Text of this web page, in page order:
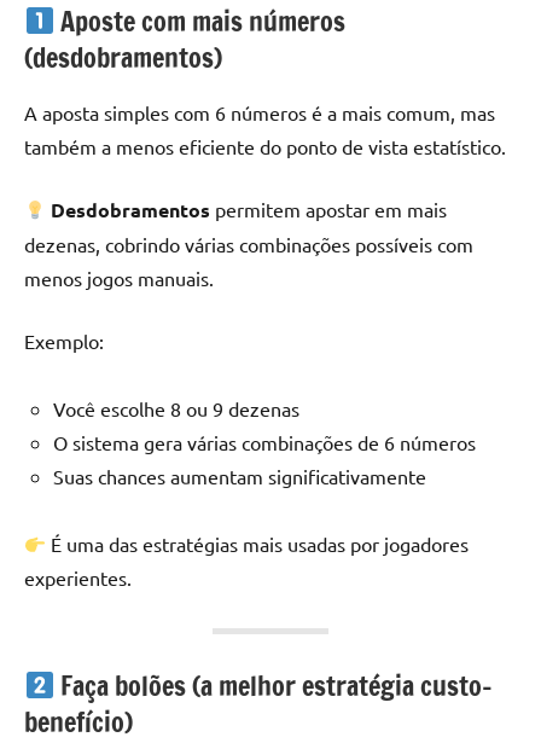
Aposte com mais números
(desdobramentos)
A aposta simples com 6 números é a mais comum, mas
também a menos eficiente do ponto de vista estatístico.
Desdobramentos permitem apostar em mais
dezenas, cobrindo várias combinações possíveis com
menos jogos manuais.
Exemplo:
Você escolhe 8 ou 9 dezenas
O sistema gera várias combinações de 6 números
Suas chances aumentam significativamente
É uma das estratégias mais usadas por jogadores
experientes.
Faça bolões (a melhor estratégia custo-
benefício)